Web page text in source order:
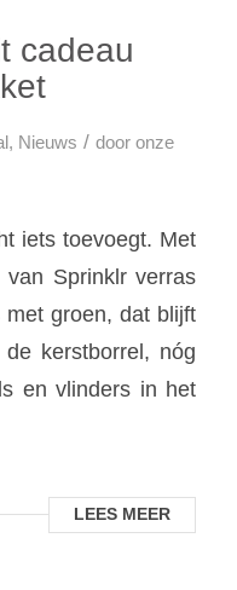
cadeau
, Nieuws / door onze
iets toevoegt. Met
Sprinklr verras
groen, dat blijft
kerstborrel, nóg
en vlinders in het
LEES MEER